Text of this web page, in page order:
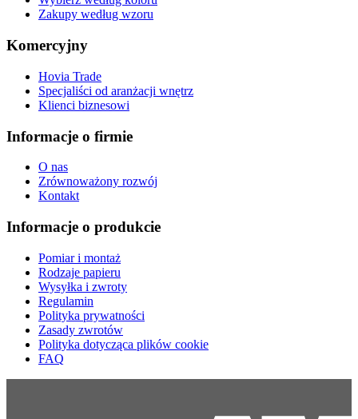
Zakupy według wzoru
Komercyjny
Hovia Trade
Specjaliści od aranżacji wnętrz
Klienci biznesowi
Informacje o firmie
O nas
Zrównoważony rozwój
Kontakt
Informacje o produkcie
Pomiar i montaż
Rodzaje papieru
Wysyłka i zwroty
Regulamin
Polityka prywatności
Zasady zwrotów
Polityka dotycząca plików cookie
FAQ